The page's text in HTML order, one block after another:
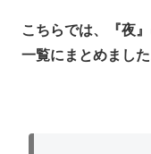
こちらでは、『夜
一覧にまとめました